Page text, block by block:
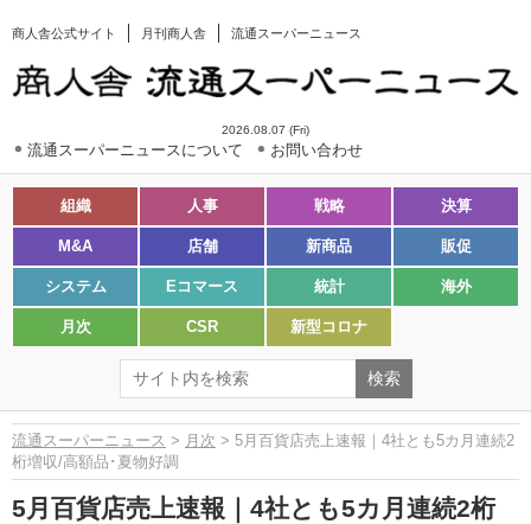
商人舎公式サイト 月刊商人舎 流通スーパーニュース
2026.08.07 (Fri)
流通スーパーニュースについて お問い合わせ
組織 人事 戦略 決算
M&A 店舗 新商品 販促
システム Eコマース 統計 海外
月次 CSR 新型コロナ
流通スーパーニュース > 月次 > 5月百貨店売上速報｜4社とも5カ月連続2
桁増収/高額品･夏物好調
5月百貨店売上速報｜4社とも5カ月連続2桁